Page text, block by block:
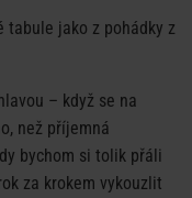
tabule jako z pohádky z
– když se na
než příjemná
bychom si tolik přáli
za krokem vykouzlit